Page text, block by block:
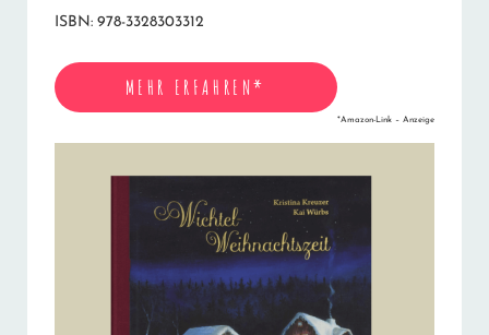
ISBN: 978-3328303312
MEHR ERFAHREN*
*Amazon-Link – Anzeige